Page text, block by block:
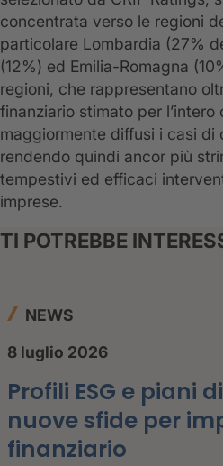
concentrata verso le regioni
particolare Lombardia (27%
(12%) ed Emilia-Romagna
regioni, che rappresentano
finanziario stimato per l’intero
maggiormente diffusi i casi di
rendendo quindi ancor più
tempestivi ed efficaci
imprese.
TI POTREBBE
NEWS
8 luglio 2026
Profili ESG e piani
nuove sfide per
finanziario